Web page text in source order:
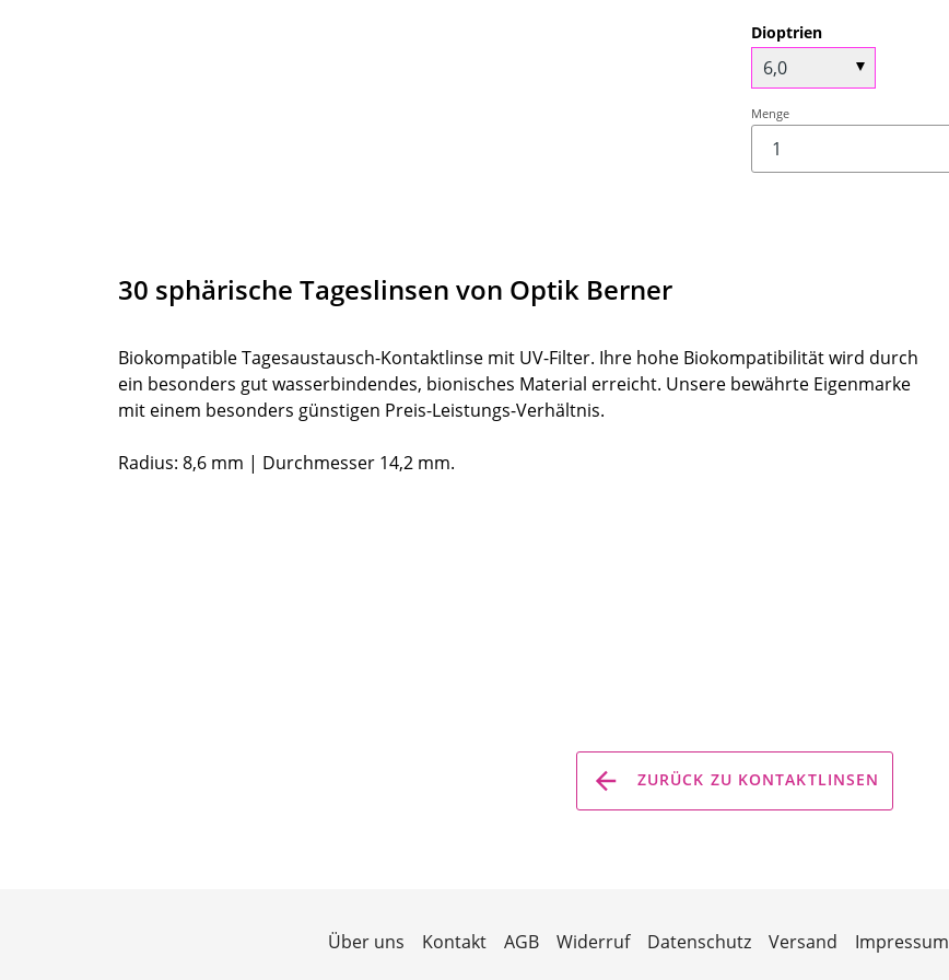
Dioptrien
Menge
30 sphärische Tageslinsen von Optik Berner
Biokompatible Tagesaustausch-Kontaktlinse mit UV-Filter. Ihre hohe Biokompatibilität wird durch
ein besonders gut wasserbindendes, bionisches Material erreicht. Unsere bewährte Eigenmarke
mit einem besonders günstigen Preis-Leistungs-Verhältnis.
Radius: 8,6 mm | Durchmesser 14,2 mm.
ZURÜCK ZU KONTAKTLINSEN
Über uns Kontakt AGB Widerruf Datenschutz Versand Impressum